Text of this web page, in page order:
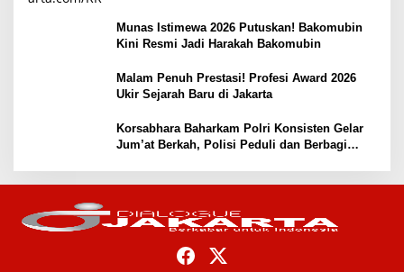
Munas Istimewa 2026 Putuskan! Bakomubin
Kini Resmi Jadi Harakah Bakomubin
Malam Penuh Prestasi! Profesi Award 2026
Ukir Sejarah Baru di Jakarta
Korsabhara Baharkam Polri Konsisten Gelar
Jum’at Berkah, Polisi Peduli dan Berbagi